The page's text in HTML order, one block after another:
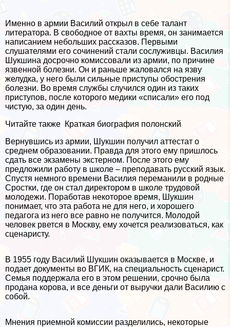
Именно в армии Василий открыл в себе талант
литератора. В свободное от вахты время, он занимается
написанием небольших рассказов. Первыми
слушателями его сочинений стали сослуживцы. Василия
Шукшина досрочно комиссовали из армии, по причине
язвенной болезни. Он и раньше жаловался на язву
желудка, у него были сильные приступы обострения
болезни. Во время службы случился один из таких
приступов, после которого медики «списали» его под
чистую, за один день.
Читайте также Краткая биография полонский
Вернувшись из армии, Шукшин получил аттестат о
среднем образовании. Правда для этого ему пришлось
сдать все экзамены экстерном. После этого ему
предложили работу в школе – преподавать русский язык.
Спустя немного времени Василия переманили в родные
Сростки, где он стал директором в школе трудовой
молодежи. Поработав некоторое время, Шукшин
понимает, что эта работа не для него, и хорошего
педагога из него все равно не получится. Молодой
человек рвется в Москву, ему хочется реализоваться, как
сценаристу.
В 1955 году Василий Шукшин оказывается в Москве, и
подает документы во ВГИК, на специальность сценарист.
Семья поддержала его в этом решении, срочно была
продана корова, и все деньги от выручки дали Василию с
собой.
Мнения приемной комиссии разделились, некоторые